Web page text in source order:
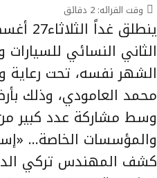
وقت القرائه: 2 دقائق
ينطلق
الشهر نفسه، تحت رعاية
محمد العامودي، وذلك
وسط مشاركة عدد كبير
والمؤسسات الخاصة…
كشف المهندس تركي